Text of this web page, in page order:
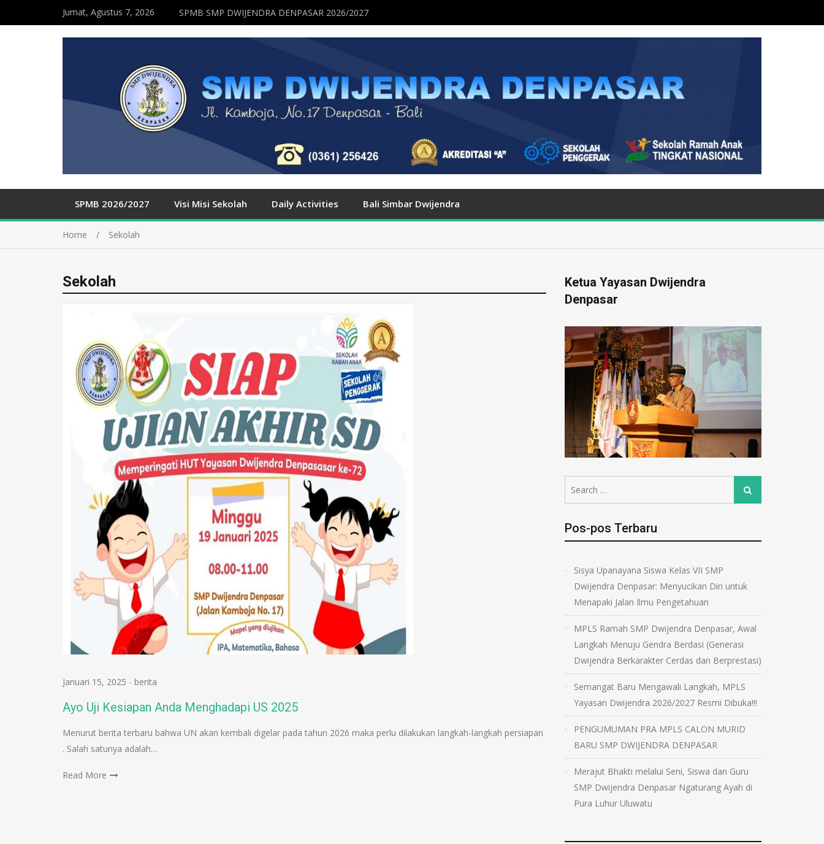
Jumat, Agustus 7, 2026 SPMB SMP DWIJENDRA DENPASAR 2026/2027
SPMB 2026/2027 Visi Misi Sekolah Daily Activities Bali Simbar Dwijendra
Home Sekolah
Sekolah
Januari 15, 2025 - berita
Ayo Uji Kesiapan Anda Menghadapi US 2025
Menurut berita terbaru bahwa UN akan kembali digelar pada tahun 2026 maka perlu dilakukan langkah-langkah persiapan
. Salah satunya adalah…
Read More
Ketua Yayasan Dwijendra
Denpasar
Pos-pos Terbaru
Sisya Upanayana Siswa Kelas VII SMP
Dwijendra Denpasar: Menyucikan Diri untuk
Menapaki Jalan Ilmu Pengetahuan
MPLS Ramah SMP Dwijendra Denpasar, Awal
Langkah Menuju Gendra Berdasi (Generasi
Dwijendra Berkarakter Cerdas dan Berprestasi)
Semangat Baru Mengawali Langkah, MPLS
Yayasan Dwijendra 2026/2027 Resmi Dibuka!!!
PENGUMUMAN PRA MPLS CALON MURID
BARU SMP DWIJENDRA DENPASAR
Merajut Bhakti melalui Seni, Siswa dan Guru
SMP Dwijendra Denpasar Ngaturang Ayah di
Pura Luhur Uluwatu